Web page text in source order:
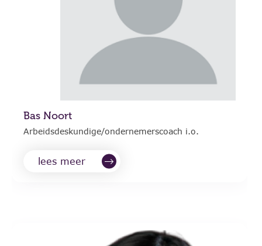
Bas Noort
Arbeidsdeskundige/ondernemerscoach i.o.
lees meer